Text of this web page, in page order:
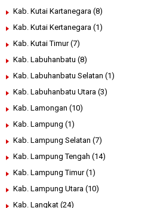
Kab. Kutai Kartanegara (8)
Kab. Kutai Kertanegara (1)
Kab. Kutai Timur (7)
Kab. Labuhanbatu (8)
Kab. Labuhanbatu Selatan (1)
Kab. Labuhanbatu Utara (3)
Kab. Lamongan (10)
Kab. Lampung (1)
Kab. Lampung Selatan (7)
Kab. Lampung Tengah (14)
Kab. Lampung Timur (1)
Kab. Lampung Utara (10)
Kab. Langkat (24)